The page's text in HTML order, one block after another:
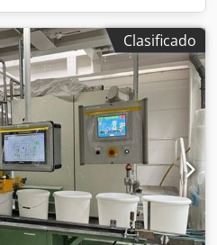
Clasificado